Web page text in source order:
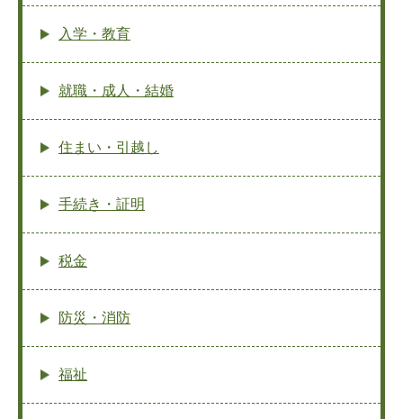
入学・教育
就職・成人・結婚
住まい・引越し
手続き・証明
税金
防災・消防
福祉